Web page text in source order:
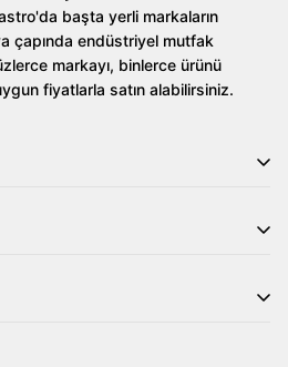
başta yerli markaların
çapında endüstriyel mutfak
markayı, binlerce ürünü
fiyatlarla satın alabilirsiniz.